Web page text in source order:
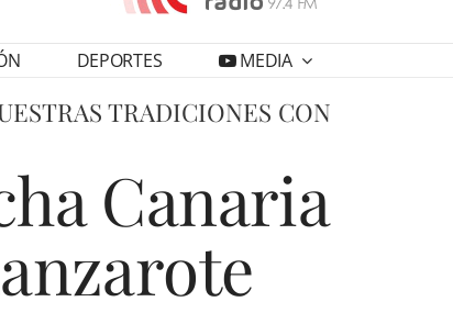
DEPORTES MEDIA
TRADICIONES CON
Canaria